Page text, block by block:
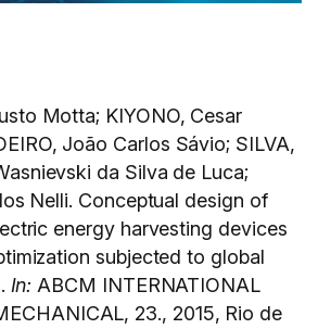
Motta; KIYONO, Cesar
João Carlos Sávio; SILVA,
da Silva de Luca;
Nelli. Conceptual design of
energy harvesting devices
subjected to global
In: ABCM INTERNATIONAL
23., 2015, Rio de